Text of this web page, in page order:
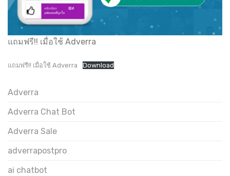
แถมฟรี!! เมื่อใช้ Adverra
แถมฟรี!! เมื่อใช้ Adverra Download
Adverra
Adverra Chat Bot
Adverra Sale
adverrapostpro
ai chatbot